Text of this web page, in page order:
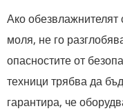
Ако
моля, не го
опасностите от
техници трябва да
гарантира, че